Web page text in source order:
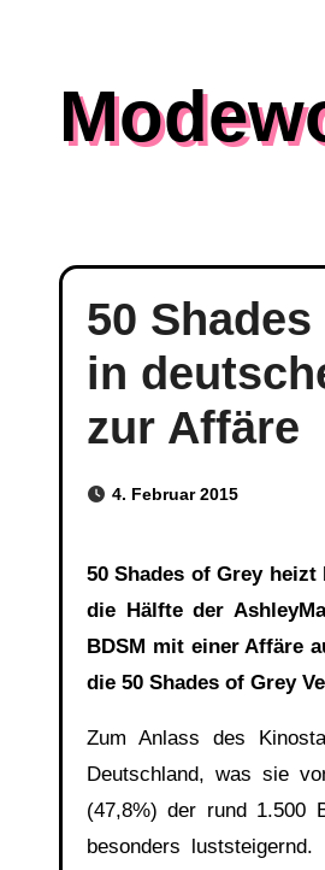
50
in
zur Affäre
4. Februar 2015
50 Shades of Grey heizt Experimentierfreude in deutschen Schlafzimmern anmit Hang zur Affäre. Fast
die Hälfte der
BDSM mit einer Affäre
die 50 Shades of Grey
Zum Anlass des
Deutschland, was sie
(47,8%) der rund 1.500
besonders